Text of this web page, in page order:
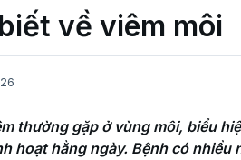
về viêm môi
thường gặp ở vùng môi, biểu
hoạt hằng ngày. Bệnh có